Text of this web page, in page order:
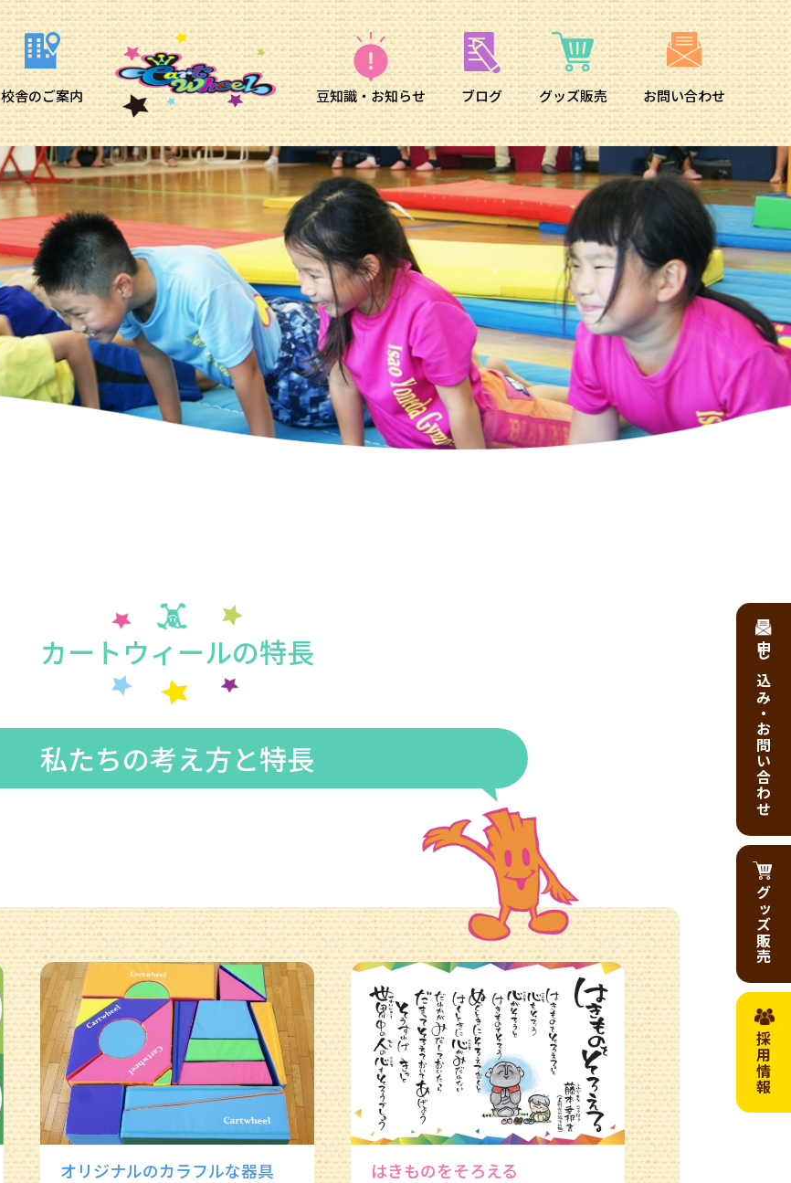
校舎のご案内 豆知識・お知らせ ブログ グッズ販売 お問い合わせ
申し込み・お問い合わせ
グッズ販売
採用情報
カートウィールの特長
私たちの考え方と特長
オリジナルのカラフルな器具 はきものをそろえる